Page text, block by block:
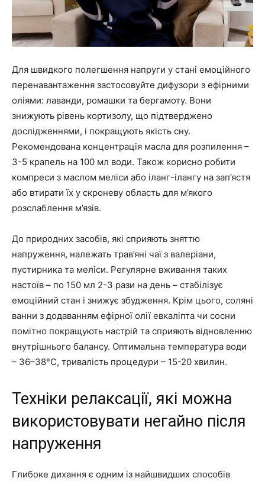
Для швидкого полегшення напруги у стані емоційного
перенавантаження застосовуйте дифузори з ефірними
оліями: лаванди, ромашки та бергамоту. Вони
знижують рівень кортизолу, що підтверджено
дослідженнями, і покращують якість сну.
Рекомендована концентрація масла для розпилення –
3-5 крапель на 100 мл води. Також корисно робити
компреси з маслом меліси або іланг-ілангу на зап’ястя
або втирати їх у скроневу область для м’якого
розслаблення м’язів.
До природних засобів, які сприяють зняттю
напруження, належать трав’яні чаї з валеріани,
пустирника та меліси. Регулярне вживання таких
настоїв – по 150 мл 2-3 рази на день – стабілізує
емоційний стан і знижує збудження. Крім цього, соляні
ванни з додаванням ефірної олії евкаліпта чи сосни
помітно покращують настрій та сприяють відновленню
внутрішнього балансу. Оптимальна температура води
– 36–38°С, тривалість процедури – 15-20 хвилин.
Техніки релаксації, які можна
використовувати негайно після
напруження
Глибоке дихання є одним із найшвидших способів